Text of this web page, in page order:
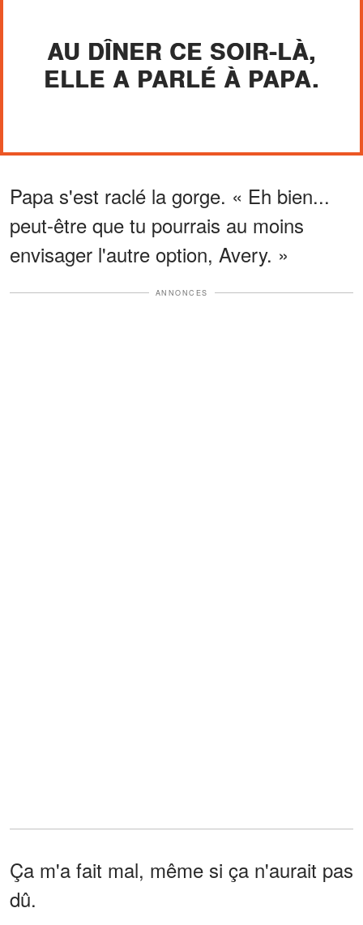
AU DÎNER CE SOIR-LÀ,
ELLE A PARLÉ À PAPA.
Papa s'est raclé la gorge. « Eh bien...
peut-être que tu pourrais au moins
envisager l'autre option, Avery. »
ANNONCES
Ça m'a fait mal, même si ça n'aurait pas
dû.